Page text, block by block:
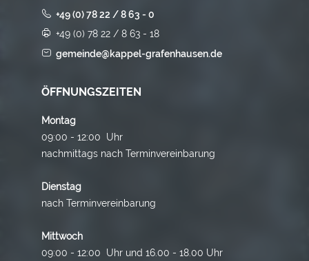
+49 (0) 78 22 / 8 63 - 0
+49 (0) 78 22 / 8 63 - 18
gemeinde@kappel-grafenhausen.de
ÖFFNUNGSZEITEN
Montag
09:00 - 12:00 Uhr
nachmittags nach Terminvereinbarung
Dienstag
nach Terminvereinbarung
Mittwoch
09:00 - 12:00 Uhr und 16.00 - 18.00 Uhr